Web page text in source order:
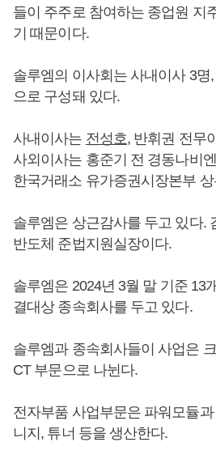
들이 주주로 참여하는 종업원 지
기 때문이다.
솔루엠의 이사회는 사내이사 3명
으로 구성돼 있다.
사내이사는 전성호, 반휘권 전무
사외이사는 홍준기 전 경동나비
한국거래소 유가증권시장본부
솔루엠은 상근감사를 두고 있다.
반도체 준법지원실장이다.
솔루엠은 2024년 3월 말 기준 13
결대상 종속회사를 두고 있다.
솔루엠과 종속회사들이 사업은
CT 부문으로 나뉜다.
전자부품 사업부문은 파워모듈과
니지, 튜너 등을 생산한다.